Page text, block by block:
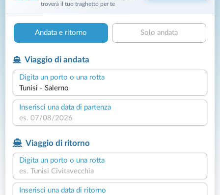
troverà il tuo traghetto per te
Andata e ritorno Solo andata
Viaggio di andata
Digita un porto o una rotta
Inserisci una data di partenza
Viaggio di ritorno
Digita un porto o una rotta
Inserisci una data di ritorno